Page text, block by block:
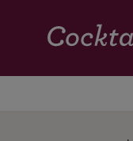
COCKTAILS &